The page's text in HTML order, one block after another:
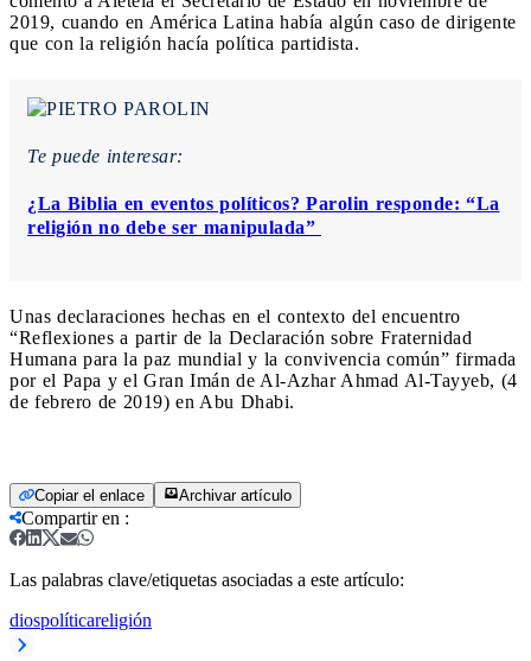
2019, cuando en América Latina había algún caso de dirigente
que con la religión hacía política partidista.
Te puede interesar:
¿La Biblia en eventos políticos? Parolin responde: “La
religión no debe ser manipulada”
Unas declaraciones hechas en el contexto del encuentro
“Reflexiones a partir de la Declaración sobre Fraternidad
Humana para la paz mundial y la convivencia común” firmada
por el Papa y el Gran Imán de Al-Azhar Ahmad Al-Tayyeb, (4
de febrero de 2019) en Abu Dhabi.
Copiar el enlace Archivar artículo
Compartir en :
Las palabras clave/etiquetas asociadas a este artículo:
diospolíticareligión